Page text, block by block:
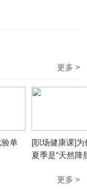
更多 >
验单
[职场健康课]为
夏季是“天然降
更多 >